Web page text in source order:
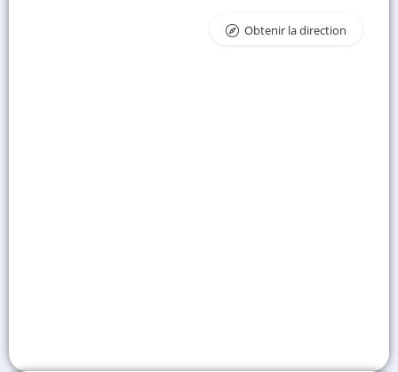
Obtenir la direction